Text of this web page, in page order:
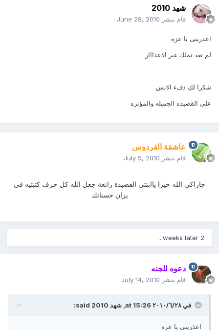
شهد 2010
قام بنشر June 28, 2010
اعذرينى يا عزه
لم نعد نملك غير الاعذااار
شكرا لكِ دفء الانس
على القصيده الجميله والمؤثره
عاشقة الفردوس
قام بنشر July 5, 2010
جازاكي الله خيرا ياابنتي القصيدة رائعة جعل الله كل حرف كتبتيه في
يزان حسناتك
2 weeks later...
دعوه للجنه
قام بنشر July 14, 2010
في ٢٨‏/٦‏/٢٠١٠ at 15:26, شهد 2010 said:
اعذرينى يا عزه